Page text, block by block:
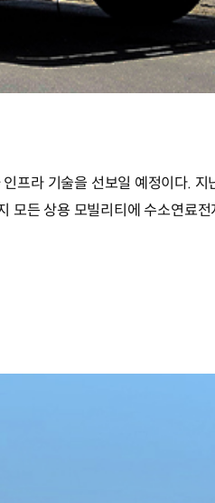
프라 기술을 선보일 예정이다. 지
든 상용 모빌리티에 수소연료전